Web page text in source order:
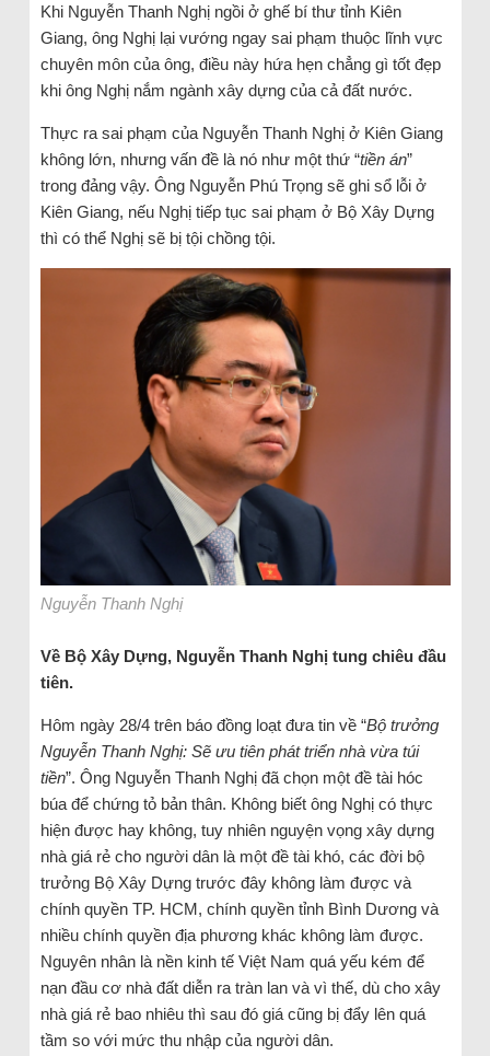
Khi Nguyễn Thanh Nghị ngồi ở ghế bí thư tỉnh Kiên
Giang, ông Nghị lại vướng ngay sai phạm thuộc lĩnh vực
chuyên môn của ông, điều này hứa hẹn chẳng gì tốt đẹp
khi ông Nghị nắm ngành xây dựng của cả đất nước.
Thực ra sai phạm của Nguyễn Thanh Nghị ở Kiên Giang
không lớn, nhưng vấn đề là nó như một thứ “tiền án”
trong đảng vậy. Ông Nguyễn Phú Trọng sẽ ghi sổ lỗi ở
Kiên Giang, nếu Nghị tiếp tục sai phạm ở Bộ Xây Dựng
thì có thể Nghị sẽ bị tội chồng tội.
Nguyễn Thanh Nghị
Về Bộ Xây Dựng, Nguyễn Thanh Nghị tung chiêu đầu
tiên.
Hôm ngày 28/4 trên báo đồng loạt đưa tin về “Bộ trưởng
Nguyễn Thanh Nghị: Sẽ ưu tiên phát triển nhà vừa túi
tiền”. Ông Nguyễn Thanh Nghị đã chọn một đề tài hóc
búa để chứng tỏ bản thân. Không biết ông Nghị có thực
hiện được hay không, tuy nhiên nguyện vọng xây dựng
nhà giá rẻ cho người dân là một đề tài khó, các đời bộ
trưởng Bộ Xây Dựng trước đây không làm được và
chính quyền TP. HCM, chính quyền tỉnh Bình Dương và
nhiều chính quyền địa phương khác không làm được.
Nguyên nhân là nền kinh tế Việt Nam quá yếu kém để
nạn đầu cơ nhà đất diễn ra tràn lan và vì thế, dù cho xây
nhà giá rẻ bao nhiêu thì sau đó giá cũng bị đẩy lên quá
tầm so với mức thu nhập của người dân.